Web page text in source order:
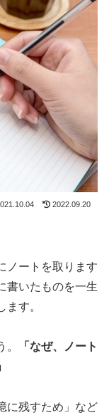
2022.09.20
ノートを取ります
書いたものを一生
す。
「なぜ、ノート
に残すため」など